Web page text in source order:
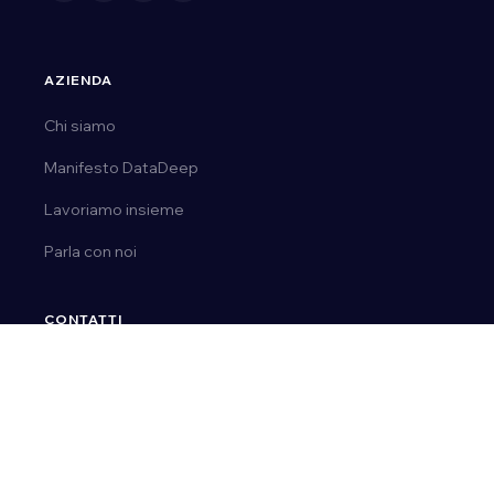
AZIENDA
Chi siamo
Manifesto DataDeep
Lavoriamo insieme
Parla con noi
CONTATTI